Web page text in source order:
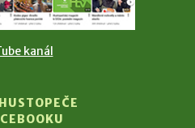
kanál